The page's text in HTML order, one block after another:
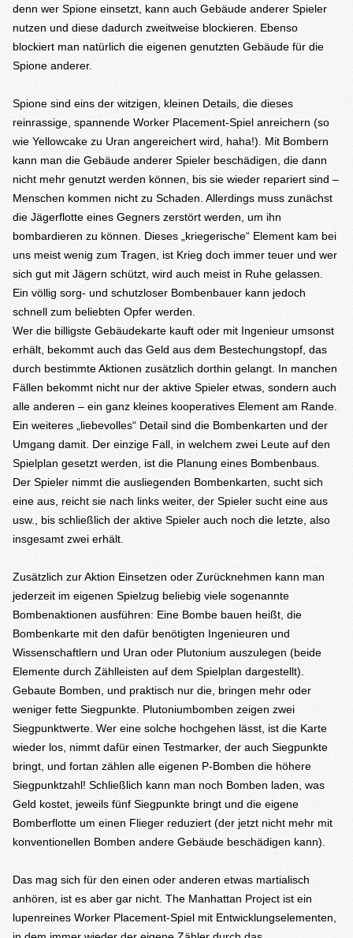
denn wer Spione einsetzt, kann auch Gebäude anderer Spieler
nutzen und diese dadurch zweitweise blockieren. Ebenso
blockiert man natürlich die eigenen genutzten Gebäude für die
Spione anderer.
Spione sind eins der witzigen, kleinen Details, die dieses
reinrassige, spannende Worker Placement-Spiel anreichern (so
wie Yellowcake zu Uran angereichert wird, haha!). Mit Bombern
kann man die Gebäude anderer Spieler beschädigen, die dann
nicht mehr genutzt werden können, bis sie wieder repariert sind –
Menschen kommen nicht zu Schaden. Allerdings muss zunächst
die Jägerflotte eines Gegners zerstört werden, um ihn
bombardieren zu können. Dieses „kriegerische“ Element kam bei
uns meist wenig zum Tragen, ist Krieg doch immer teuer und wer
sich gut mit Jägern schützt, wird auch meist in Ruhe gelassen.
Ein völlig sorg- und schutzloser Bombenbauer kann jedoch
schnell zum beliebten Opfer werden.
Wer die billigste Gebäudekarte kauft oder mit Ingenieur umsonst
erhält, bekommt auch das Geld aus dem Bestechungstopf, das
durch bestimmte Aktionen zusätzlich dorthin gelangt. In manchen
Fällen bekommt nicht nur der aktive Spieler etwas, sondern auch
alle anderen – ein ganz kleines kooperatives Element am Rande.
Ein weiteres „liebevolles“ Detail sind die Bombenkarten und der
Umgang damit. Der einzige Fall, in welchem zwei Leute auf den
Spielplan gesetzt werden, ist die Planung eines Bombenbaus.
Der Spieler nimmt die ausliegenden Bombenkarten, sucht sich
eine aus, reicht sie nach links weiter, der Spieler sucht eine aus
usw., bis schließlich der aktive Spieler auch noch die letzte, also
insgesamt zwei erhält.
Zusätzlich zur Aktion Einsetzen oder Zurücknehmen kann man
jederzeit im eigenen Spielzug beliebig viele sogenannte
Bombenaktionen ausführen: Eine Bombe bauen heißt, die
Bombenkarte mit den dafür benötigten Ingenieuren und
Wissenschaftlern und Uran oder Plutonium auszulegen (beide
Elemente durch Zählleisten auf dem Spielplan dargestellt).
Gebaute Bomben, und praktisch nur die, bringen mehr oder
weniger fette Siegpunkte. Plutoniumbomben zeigen zwei
Siegpunktwerte. Wer eine solche hochgehen lässt, ist die Karte
wieder los, nimmt dafür einen Testmarker, der auch Siegpunkte
bringt, und fortan zählen alle eigenen P-Bomben die höhere
Siegpunktzahl! Schließlich kann man noch Bomben laden, was
Geld kostet, jeweils fünf Siegpunkte bringt und die eigene
Bomberflotte um einen Flieger reduziert (der jetzt nicht mehr mit
konventionellen Bomben andere Gebäude beschädigen kann).
Das mag sich für den einen oder anderen etwas martialisch
anhören, ist es aber gar nicht. The Manhattan Project ist ein
lupenreines Worker Placement-Spiel mit Entwicklungselementen,